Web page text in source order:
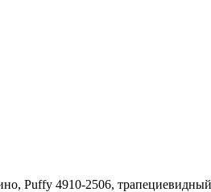
Puffy 4910-2506,